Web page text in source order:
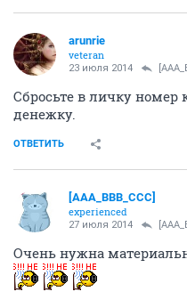
arunrie
veteran
23 июля 2014
Сбросьте в личку номер
денежку.
ОТВЕТИТЬ
[AAA_BBB_CCC]
experienced
27 июля 2014
Очень нужна